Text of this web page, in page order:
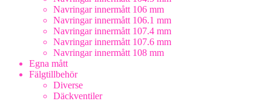
Navringar innermått 106 mm
Navringar innermått 106.1 mm
Navringar innermått 107.4 mm
Navringar innermått 107.6 mm
Navringar innermått 108 mm
Egna mått
Fälgtillbehör
Diverse
Däckventiler